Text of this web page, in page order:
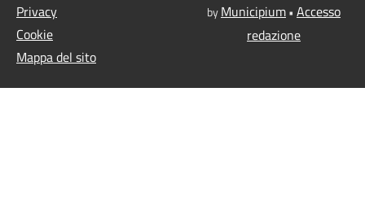
Privacy
Cookie
Mappa del sito
byMunicipium• Accesso
redazione